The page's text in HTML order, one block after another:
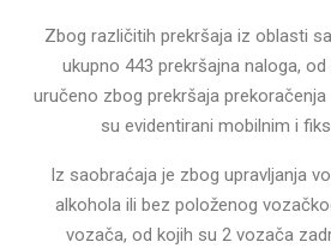
Zbog različitih prekršaja iz oblasti
ukupno 443 prekršajna naloga,
uručeno zbog prekršaja
su evidentirani mobilnim i
Iz saobraćaja je zbog upravljanja
alkohola ili bez položenog
vozača, od kojih su 2 vozača